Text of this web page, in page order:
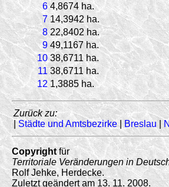
6 4,8674 ha.
7 14,3942 ha.
8 22,8402 ha.
9 49,1167 ha.
10 38,6711 ha.
11 38,6711 ha.
12 1,3885 ha.
Zurück zu:
|Städte und Amtsbezirke| Breslau|
Copyrightfür
Territoriale Veränderungen in
Rolf Jehke, Herdecke.
Zuletzt geändert am 13. 11. 2008.